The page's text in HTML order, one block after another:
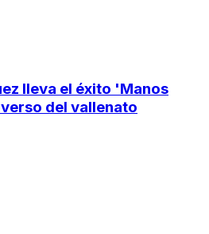
lleva el éxito 'Manos
del vallenato